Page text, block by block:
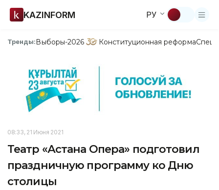
KAZINFORM РУ
Тренды:Выборы-2026 Конституционная реформа
08:33, 21 Июня 2021
Театр «Астана Опера» подготовил
праздничную программу ко Дню
столицы